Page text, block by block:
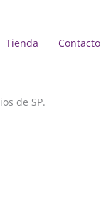
Tienda Contacto
de SP.